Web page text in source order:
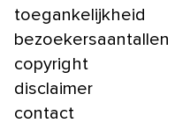
toegankelijkheid
bezoekersaantallen
copyright
disclaimer
contact